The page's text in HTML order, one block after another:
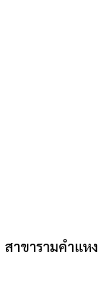
สาขารามคำแหง